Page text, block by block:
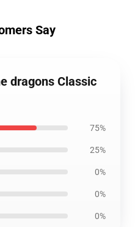
Say
dragons Classic
75%
25%
0%
0%
0%